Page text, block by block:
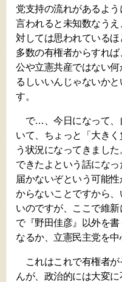
党支持の流れがあるよ
言われると未知数なう
対しては思われている
多数の有権者からすれ
公や立憲共産ではない
るしいいんじゃないか
す。
で…、今日になって、
いて、ちょっと「大き
う状況になってきまし
できたよという話にな
届かないぞという可能
からないことですから
いのですが、ここで維
で『野田佳彦』以外を
なるか、立憲民主党を
これはこれで有権者が
んが、政治的には大変